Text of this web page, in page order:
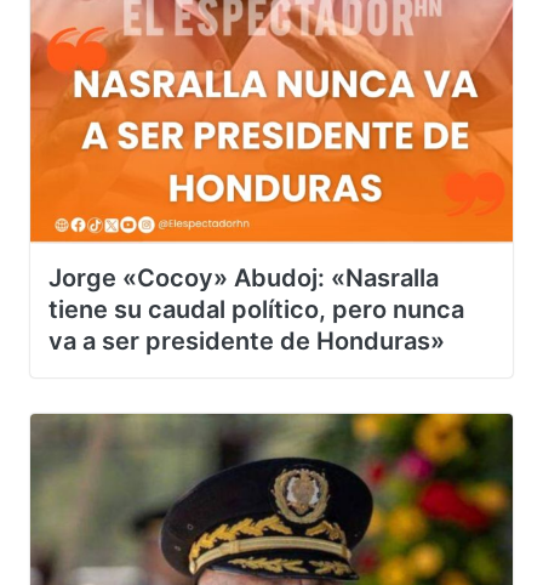
Jorge «Cocoy» Abudoj: «Nasralla
tiene su caudal político, pero nunca